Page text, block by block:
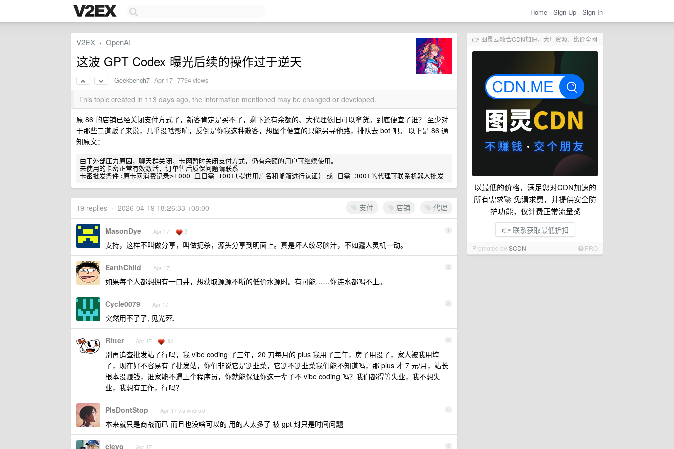
Home Sign Up Sign In
👉 图灵云融合CDN加速，大厂资源、比价全网
以最低的价格，满足您对CDN加速的
所有需求🚀 免请求费，并提供安全防
护功能，仅计费正常流量💰
👉 联系获取最低折扣
Promoted bySCDN PRO
V2EX › OpenAI
这波 GPT Codex 曝光后续的操作过于逆天
Geekbench7 ·Apr 17 · 7794 views
This topic created in 113 days ago, the information mentioned may be changed or developed.
原 86 的店铺已经关闭支付方式了，新客肯定是买不了，剩下还有余额的、大代理依旧可以拿货。到底便宜了谁？ 至少对
于那些二道贩子来说，几乎没啥影响，反倒是你我这种散客，想图个便宜的只能另寻他路，排队去 bot 吧。 以下是 86 通
知原文：
由于外部压力原因，聊天群关闭，卡网暂时关闭支付方式，仍有余额的用户可继续使用。
未使用的卡密正常有效激活，订单售后质保问题请联系
支付 店铺 代理
19 replies • 2026-04-19 18:26:33 +08:00
1
MasonDye Apr 17 3
支持，这样不叫做分享，叫做扼杀，源头分享到明面上。真是坏人绞尽脑汁，不如蠢人灵机一动。
2
EarthChild Apr 17
如果每个人都想拥有一口井，想获取源源不断的低价水源时。有可能……你连水都喝不上。
3
Cycle0079 Apr 17
突然用不了了, 见光死.
4
Ritter Apr 17 35
别再追查批发站了行吗，我 vibe coding 了三年，20 刀每月的 plus 我用了三年，房子用没了，家人被我用垮
了，现在好不容易有了批发站，你们非说它是割韭菜，它割不割韭菜我们能不知道吗，那 plus 才 7 元/月，站长
根本没赚钱，谁家能不遇上个程序员，你就能保证你这一辈子不 vibe coding 吗？我们都得等失业，我不想失
业，我想有工作，行吗？
5
PlsDontStop Apr 17 via Android
本来就只是商战而已 而且也没啥可以的 用的人太多了 被 gpt 封只是时间问题
6
clevo Apr 17